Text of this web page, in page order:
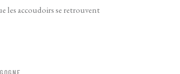
les accoudoirs se retrouvent